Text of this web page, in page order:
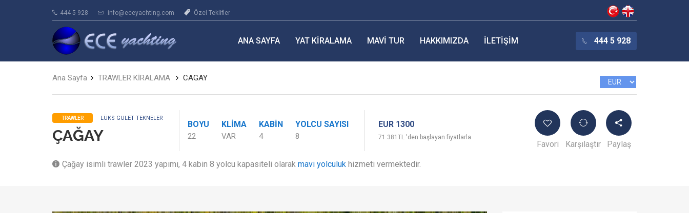
444 5 928 info@eceyachting.com Özel Teklifler
ANA SAYFA YAT KIRALAMA MAVI TUR HAKKIMIZDA İLETIŞIM 444 5 928
Ana Sayfa TRAWLER KİRALAMA CAGAY
TRAWLER LÜKS GULET TEKNELER
ÇAĞAY
BOYU
22
KLIMA
VAR
KABIN
4
YOLCU SAYISI
8
EUR 1300
71.381TL 'den başlayan fiyatlarla
Favori Karşılaştır Paylaş
Çağay isimli trawler 2023 yapımı, 4 kabin 8 yolcu kapasiteli olarak mavi yolculuk hizmeti vermektedir.